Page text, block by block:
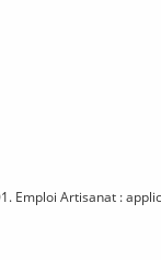
Emploi Artisanat :